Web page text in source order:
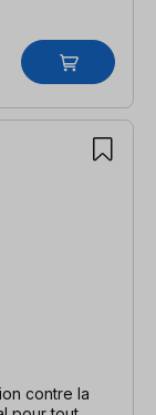
contre la